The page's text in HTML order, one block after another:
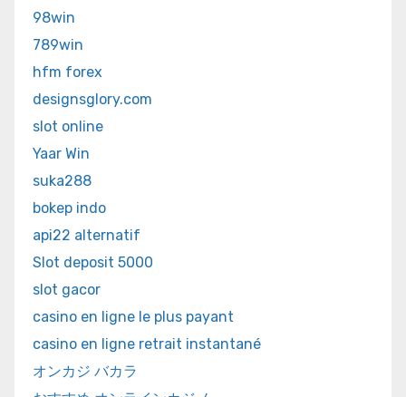
98win
789win
hfm forex
designsglory.com
slot online
Yaar Win
suka288
bokep indo
api22 alternatif
Slot deposit 5000
slot gacor
casino en ligne le plus payant
casino en ligne retrait instantané
オンカジ バカラ